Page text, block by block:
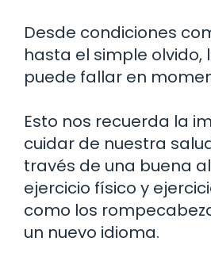
Desde condiciones
hasta el simple olvido,
puede fallar en
Esto nos recuerda la
cuidar de nuestra
través de una buena
ejercicio físico y
como los
un nuevo idioma.